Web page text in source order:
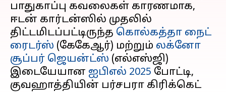
பாதுகாப்பு கவலைகள் காரணமாக,
ஈடன் கார்டன்ஸில் முதலில்
திட்டமிடப்பட்டிருந்த கொல்கத்தா நைட்
ரைடர்ஸ் (கேகேஆர்) மற்றும் லக்னோ
சூப்பர் ஜெயன்ட்ஸ் (எல்எஸ்ஜி)
இடையேயான ஐபிஎல் 2025 போட்டி,
குவஹாத்தியின் பர்சபரா கிரிக்கெட்